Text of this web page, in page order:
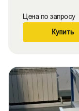
Цена по запросу
Купить